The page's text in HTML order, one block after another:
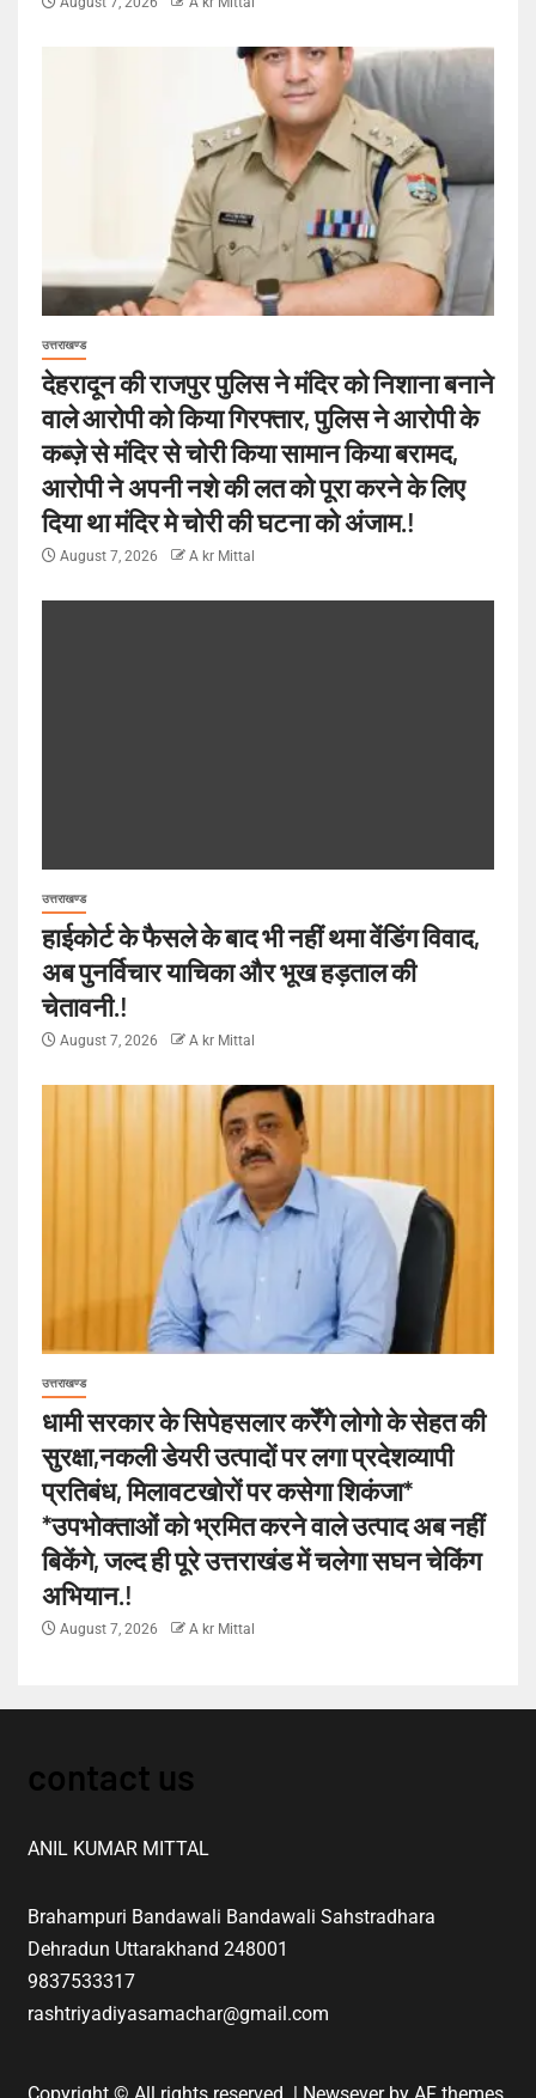
उत्तराखण्ड
देहरादून की राजपुर पुलिस ने मंदिर को निशाना बनाने
वाले आरोपी को किया गिरफ्तार, पुलिस ने आरोपी के
कब्ज़े से मंदिर से चोरी किया सामान किया बरामद,
आरोपी ने अपनी नशे की लत को पूरा करने के लिए
दिया था मंदिर मे चोरी की घटना को अंजाम.!
August 7, 2026 A kr Mittal
उत्तराखण्ड
हाईकोर्ट के फैसले के बाद भी नहीं थमा वेंडिंग विवाद,
अब पुनर्विचार याचिका और भूख हड़ताल की
चेतावनी.!
August 7, 2026 A kr Mittal
उत्तराखण्ड
धामी सरकार के सिपेहसलार करेँगे लोगो के सेहत की
सुरक्षा,नकली डेयरी उत्पादों पर लगा प्रदेशव्यापी
प्रतिबंध, मिलावटखोरों पर कसेगा शिकंजा*
*उपभोक्ताओं को भ्रमित करने वाले उत्पाद अब नहीं
बिकेंगे, जल्द ही पूरे उत्तराखंड में चलेगा सघन चेकिंग
अभियान.!
August 7, 2026 A kr Mittal
contact us
ANIL KUMAR MITTAL
Brahampuri Bandawali Bandawali Sahstradhara
Dehradun Uttarakhand 248001
9837533317
rashtriyadiyasamachar@gmail.com